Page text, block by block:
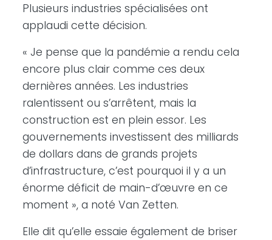
Plusieurs industries spécialisées ont
applaudi cette décision.
« Je pense que la pandémie a rendu cela
encore plus clair comme ces deux
dernières années. Les industries
ralentissent ou s’arrêtent, mais la
construction est en plein essor. Les
gouvernements investissent des milliards
de dollars dans de grands projets
d’infrastructure, c’est pourquoi il y a un
énorme déficit de main-d’œuvre en ce
moment », a noté Van Zetten.
Elle dit qu’elle essaie également de briser